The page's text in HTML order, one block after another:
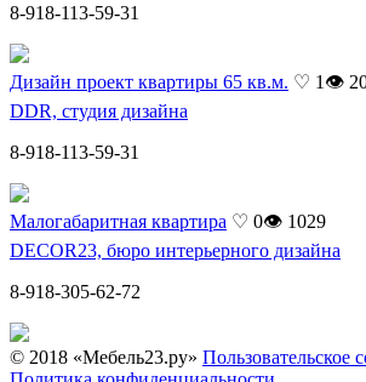
8-918-113-59-31
Дизайн проект квартиры 65 кв.м. ♡ 1 👁
DDR, студия дизайна
8-918-113-59-31
Малогабаритная квартира ♡ 0👁 1029
DECOR23, бюро интерьерного дизайна
8-918-305-62-72
© 2018 «Мебель23.ру» Пользовательское